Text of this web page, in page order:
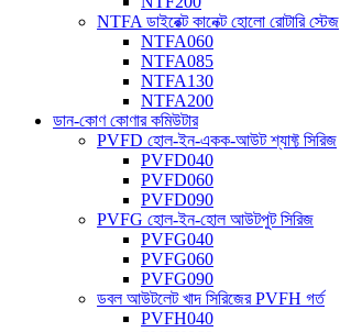
NTFA ডাইরেক্ট কানেক্ট হোলো রোটারি স্টেজ
NTFA060
NTFA085
NTFA130
NTFA200
ডান-কোণ কোণার কমিউটার
PVFD হোল-ইন-একক-আউট শ্যাফ্ট সিরিজ
PVFD040
PVFD060
PVFD090
PVFG হোল-ইন-হোল আউটপুট সিরিজ
PVFG040
PVFG060
PVFG090
ডবল আউটলেট খাদ সিরিজের PVFH গর্ত
PVFH040